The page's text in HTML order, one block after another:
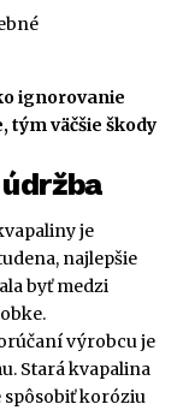
ignorovanie
tým väčšie škody
je
najlepšie
byť medzi
výrobcu je
Stará kvapalina
spôsobiť koróziu